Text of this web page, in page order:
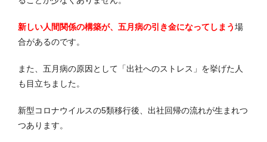
新しい人間関係の構築が、五月病の引き金になってしまう場
合があるのです。
また、五月病の原因として「出社へのストレス」を挙げた人
も目立ちました。
新型コロナウイルスの5類移行後、出社回帰の流れが生まれつ
つあります。